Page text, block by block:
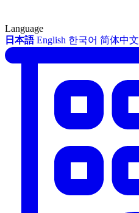
Language
日本語 English 한국어 简体中文